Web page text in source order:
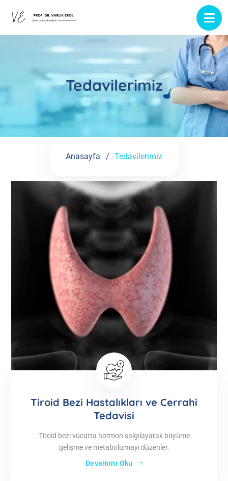
Tedavilerimiz
Anasayfa Tedavilerimiz
Tiroid Bezi Hastalıkları ve Cerrahi
Tedavisi
Tiroid bezi vücutta hormon salgılayarak büyüme
gelişme ve metabolizmayı düzenler.
Devamını Oku